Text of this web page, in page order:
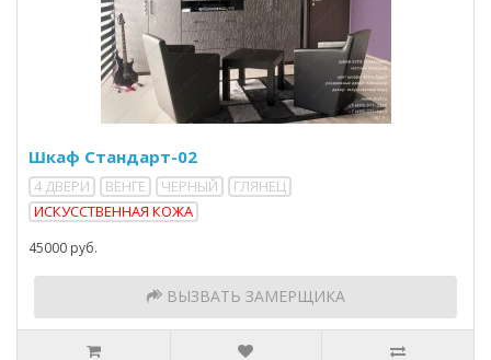
Шкаф Стандарт-02
4 ДВЕРИ ВЕНГЕ ЧЕРНЫЙ
ГЛЯНЕЦ
ИСКУССТВЕННАЯ КОЖА
45000 руб.
ВЫЗВАТЬ ЗАМЕРЩИКА